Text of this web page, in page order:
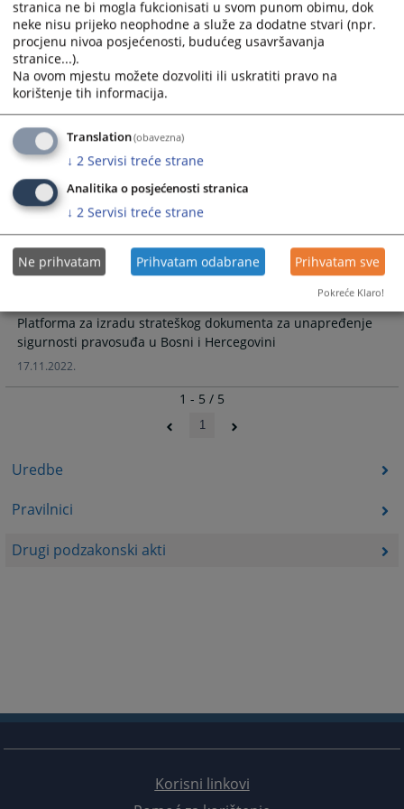
Uredbe
Pravilnici
Drugi podzakonski akti
19.05.2023.
Odluka o sastavnim dijelovima, izgledu,
boji, tehničkim karakteristikama,
rokovima trajanja i načinu nošenja
taktičke uniforme
Odluka o sastavnim dijelovima, izgledu, boji, tehničkim
karakteristikama, rokovima trajanja i načinu nošenja taktičke
uniforme
13.12.2022.
Platforma za izradu strateškog
dokumenta za unapređenje sigurnosti
pravosuđa u Bosni i Hercegovini
Platforma za izradu strateškog dokumenta za unapređenje
sigurnosti pravosuđa u Bosni i Hercegovini
17.11.2022.
1 - 5 / 5
1
Korisni linkovi
stranica ne bi mogla fukcionisati u svom punom obimu, dok
neke nisu prijeko neophodne a služe za dodatne stvari (npr.
procjenu nivoa posjećenosti, budućeg usavršavanja
stranice...).
Na ovom mjestu možete dozvoliti ili uskratiti pravo na
korištenje tih informacija.
Translation(obavezna)
↓ 2 Servisi treće strane
Analitika o posjećenosti stranica
↓ 2 Servisi treće strane
Ne prihvatam Prihvatam odabrane Prihvatam sve
Pokreće Klaro!